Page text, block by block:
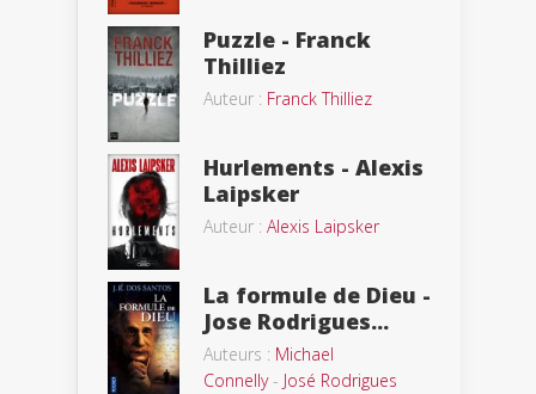
Puzzle - Franck
Thilliez
Auteur : Franck Thilliez
Hurlements - Alexis
Laipsker
Auteur : Alexis Laipsker
La formule de Dieu -
Jose Rodrigues...
Auteurs : Michael
Connelly- José Rodrigues